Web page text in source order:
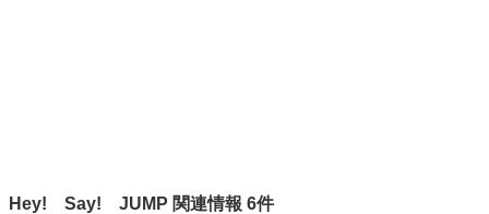
Hey! Say! JUMP 関連情報 6件